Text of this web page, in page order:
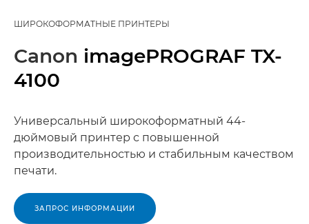
ШИРОКОФОРМАТНЫЕ ПРИНТЕРЫ
Canon imagePROGRAF TX-
4100
Универсальный широкоформатный 44-
дюймовый принтер с повышенной
производительностью и стабильным качеством
печати.
ЗАПРОС ИНФОРМАЦИИ